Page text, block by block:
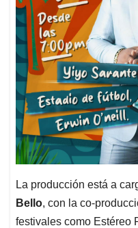
La producción está a
Bello, con la co-
festivales como Estéreo